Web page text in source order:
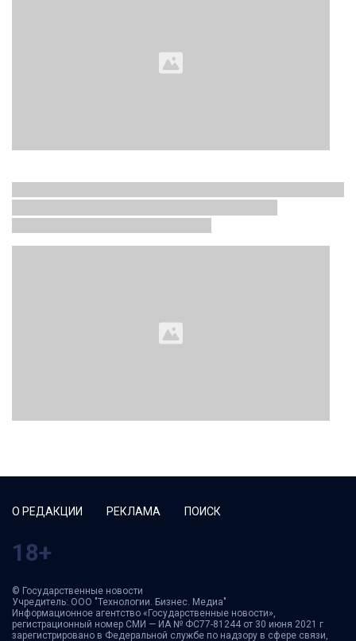
О РЕДАКЦИИ РЕКЛАМА ПОИСК
18+
© Государственные новости
Учредитель: ООО "Технологии. Бизнес. Медиа"
Информационное агентство «Государственные новости»,
регистрационный номер СМИ — ИА № ФС77-81244 от 30 июня 2021 г
зарегистрировано в Федеральной службе по надзору в сфере связи,